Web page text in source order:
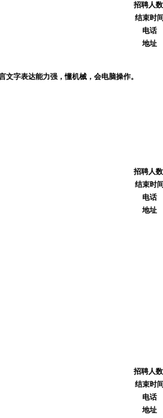
招聘人
结束时间
电话
地址
字表达能力强，懂机械，会电脑操作。
招聘人
结束时间
电话
地址
招聘人
结束时间
电话
地址